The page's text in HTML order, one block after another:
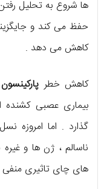
ها شروع به تحلیل
حفظ می کند و
کاهش می دهد .
کاهش خطر پارکینسون
بیماری عصبی کشنده
گذارد . اما امروزه
ناسالم ، ژن ها و
های چای تاثیری منفی